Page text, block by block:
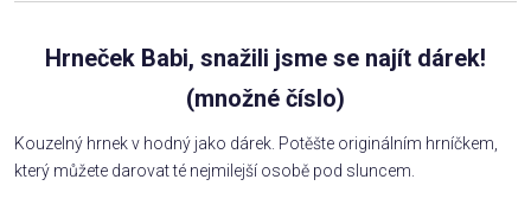
Hrneček Babi, snažili jsme se najít dárek!
(množné číslo)
Kouzelný hrnek v hodný jako dárek. Potěšte originálním hrníčkem,
který můžete darovat té nejmilejší osobě pod sluncem.